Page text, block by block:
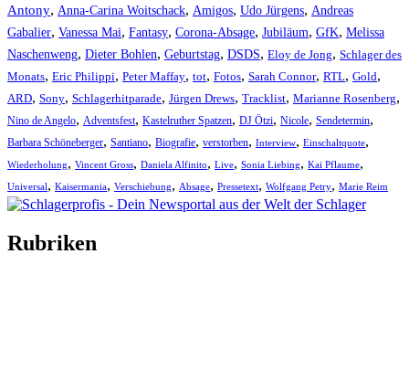
Antony, Anna-Carina Woitschack, Amigos, Udo Jürgens, Andreas
Gabalier, Vanessa Mai, Fantasy, Corona-Absage, Jubiläum, GfK, Melissa
Naschenweng, Dieter Bohlen, Geburtstag, DSDS, Eloy de Jong, Schlager des
Monats, Eric Philippi, Peter Maffay, tot, Fotos, Sarah Connor, RTL, Gold,
ARD, Sony, Schlagerhitparade, Jürgen Drews, Tracklist, Marianne Rosenberg,
Nino de Angelo, Adventsfest, Kastelruther Spatzen, DJ Ötzi, Nicole, Sendetermin,
Barbara Schöneberger, Santiano, Biografie, verstorben, Interview, Einschaltquote,
Wiederholung, Vincent Gross, Daniela Alfinito, Live, Sonia Liebing, Kai Pflaume,
Universal, Kaisermania, Verschiebung, Absage, Pressetext, Wolfgang Petry, Marie Reim
Rubriken